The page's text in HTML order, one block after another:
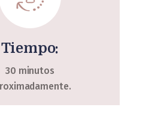
Tiempo:
30 minutos